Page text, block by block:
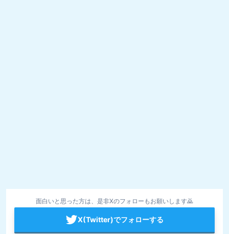
面白いと思った方は、是非Xのフォローもお願いします🙇
X(Twitter)でフォローする